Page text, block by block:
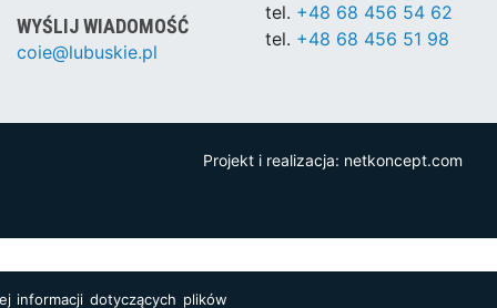
WYŚLIJ WIADOMOŚĆ
coie@lubuskie.pl
tel. +48 68 456 54 62
tel. +48 68 456 51 98
Projekt i realizacja: netkoncept.com
informacji dotyczących plików